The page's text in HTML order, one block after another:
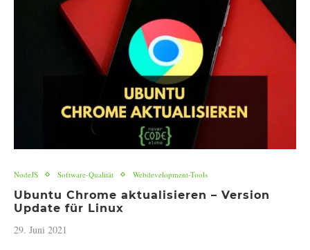
NodeJS Software-Qualität Webdevelopment-Tools
Ubuntu Chrome aktualisieren – Version
Update für Linux
29. Juni 2021